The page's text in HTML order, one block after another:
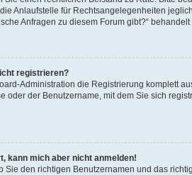
Anlaufstelle für Rechtsangelegenheiten
Anfragen zu diesem Forum gibt?“
registrieren?
Administration die Registrierung komplett
oder der Benutzername, mit dem Sie sich
kann mich aber nicht anmelden!
Sie den richtigen Benutzernamen und das